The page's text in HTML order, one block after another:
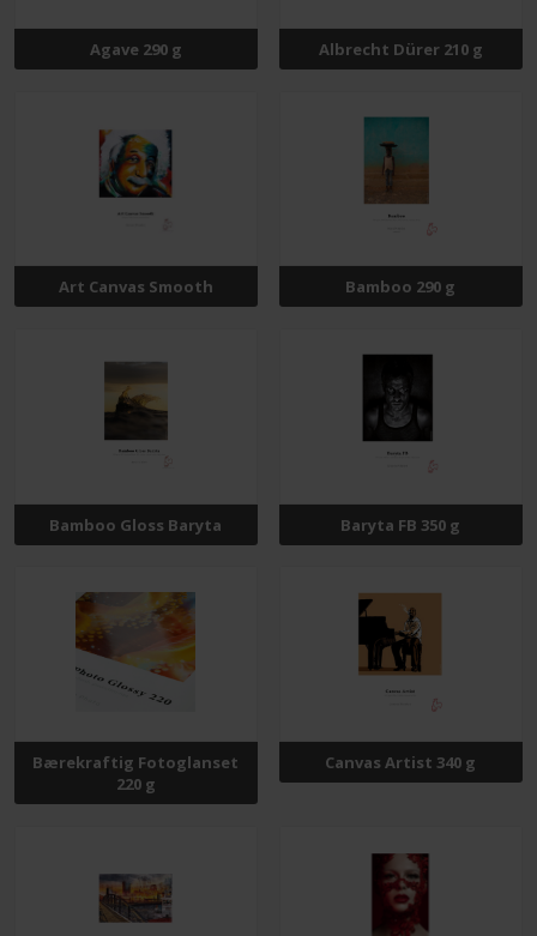
Agave 290 g Albrecht Dürer 210 g
Art Canvas Smooth Bamboo 290 g
Bamboo Gloss Baryta Baryta FB 350 g
Bærekraftig Fotoglanset
220 g
Canvas Artist 340 g